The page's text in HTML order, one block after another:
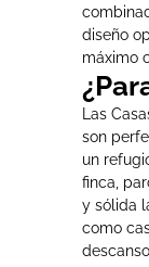
diseño
máximo
Las
son
un
finca,
y sólida
como